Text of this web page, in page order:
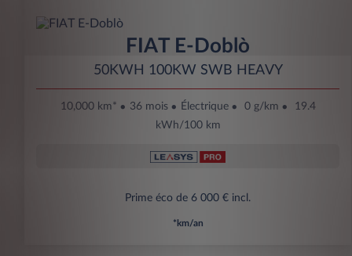
FIAT E-Doblò
50KWH 100KW SWB HEAVY
10,000 km* 36 mois Électrique 0 g/km
19.4
kWh/100 km
Prime éco de 6 000 € incl.
*km/an